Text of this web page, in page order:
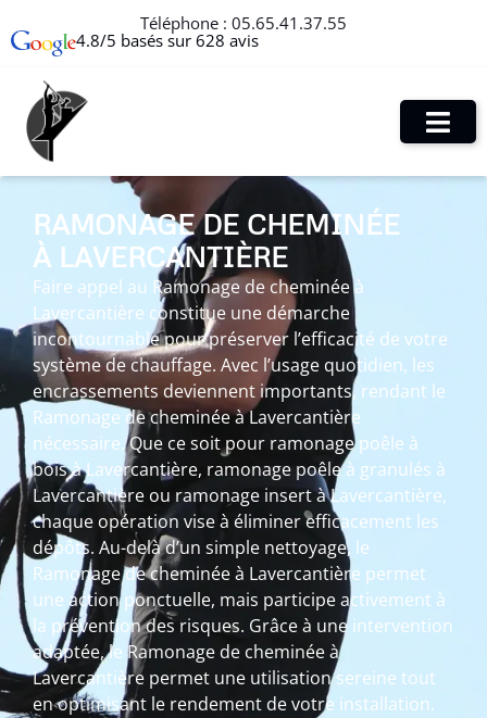
Téléphone : 05.65.41.37.55
4.8/5 basés sur 628 avis
RAMONAGE DE CHEMINÉE
À LAVERCANTIÈRE
Faire appel au Ramonage de cheminée à
Lavercantière constitue une démarche
incontournable pour préserver l’efficacité de votre
système de chauffage. Avec l’usage quotidien, les
encrassements deviennent importants, rendant le
Ramonage de cheminée à Lavercantière
nécessaire. Que ce soit pour ramonage poêle à
bois à Lavercantière, ramonage poêle à granulés à
Lavercantière ou ramonage insert à Lavercantière,
chaque opération vise à éliminer efficacement les
dépôts. Au-delà d’un simple nettoyage, le
Ramonage de cheminée à Lavercantière permet
une action ponctuelle, mais participe activement à
la prévention des risques. Grâce à une intervention
adaptée, le Ramonage de cheminée à
Lavercantière permet une utilisation sereine tout
en optimisant le rendement de votre installation.